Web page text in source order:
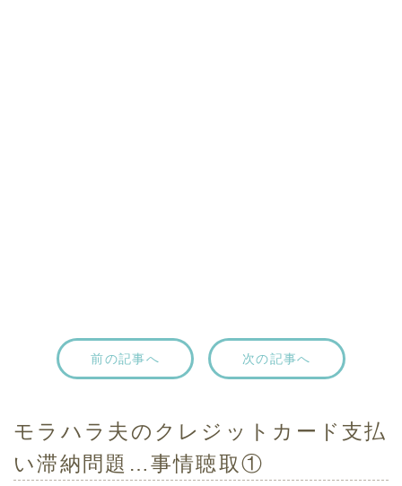
前の記事へ 次の記事へ
モラハラ夫のクレジットカード支払
い滞納問題…事情聴取①